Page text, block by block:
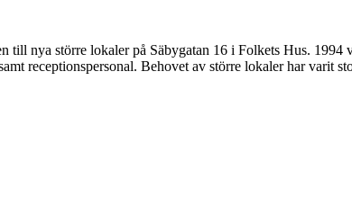
nya större lokaler på Säbygatan 16 i Folkets Hus. 1994
receptionspersonal. Behovet av större lokaler har varit